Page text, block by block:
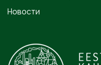
Новости